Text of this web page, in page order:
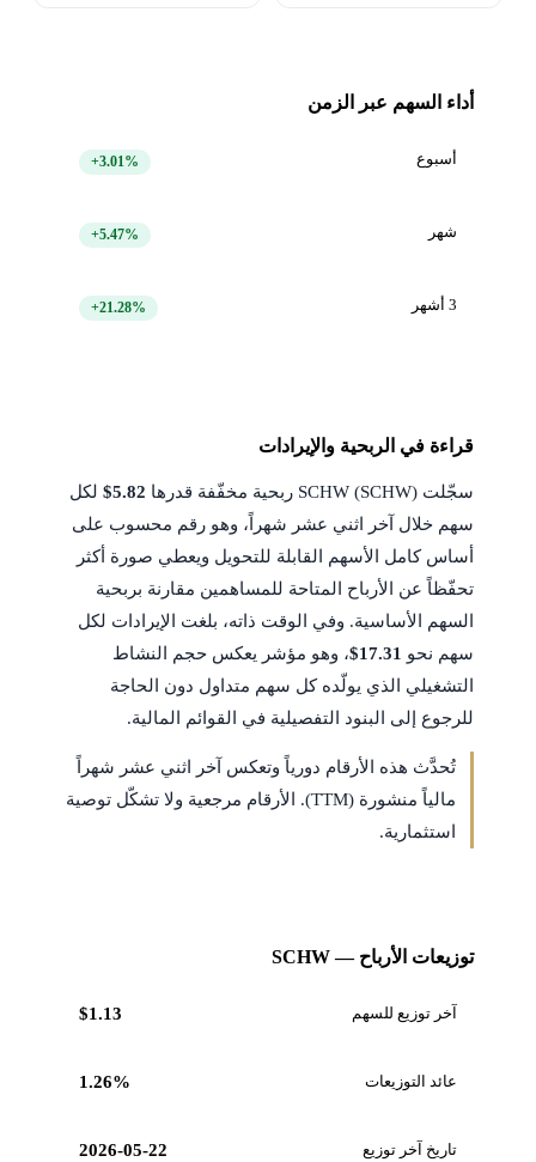
أداء السهم عبر الزمن
أسبوع +3.01%
شهر +5.47%
3 أشهر +21.28%
قراءة في الربحية والإيرادات
سجّلت SCHW (SCHW) ربحية مخفّفة قدرها $5.82لكل
سهم خلال آخر اثني عشر شهراً، وهو رقم محسوب على
أساس كامل الأسهم القابلة للتحويل ويعطي صورة أكثر
تحفّظاً عن الأرباح المتاحة للمساهمين مقارنة بربحية
السهم الأساسية. وفي الوقت ذاته، بلغت الإيرادات لكل
سهم نحو $17.31، وهو مؤشر يعكس حجم النشاط
التشغيلي الذي يولّده كل سهم متداول دون الحاجة
للرجوع إلى البنود التفصيلية في القوائم المالية.
تُحدَّث هذه الأرقام دورياً وتعكس آخر اثني عشر شهراً
مالياً منشورة (TTM). الأرقام مرجعية ولا تشكّل توصية
استثمارية.
توزيعات الأرباح — SCHW
آخر توزيع للسهم $1.13
عائد التوزيعات 1.26%
تاريخ آخر توزيع 2026-05-22